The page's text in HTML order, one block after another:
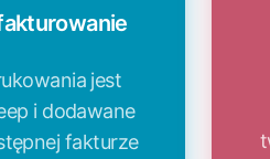
jest
i dodawane
fakturze